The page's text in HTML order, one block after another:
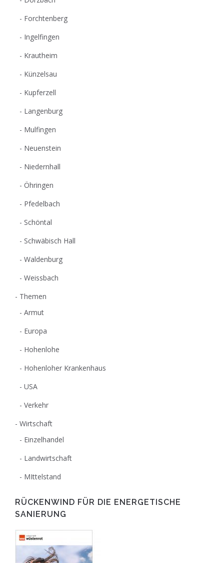
Forchtenberg
Ingelfingen
Krautheim
Künzelsau
Kupferzell
Langenburg
Mulfingen
Neuenstein
Niedernhall
Öhringen
Pfedelbach
Schöntal
Schwäbisch Hall
Waldenburg
Weissbach
Themen
Armut
Europa
Hohenlohe
Hohenloher Krankenhaus
USA
Verkehr
Wirtschaft
Einzelhandel
Landwirtschaft
MIttelstand
RÜCKENWIND FÜR DIE ENERGETISCHE
SANIERUNG